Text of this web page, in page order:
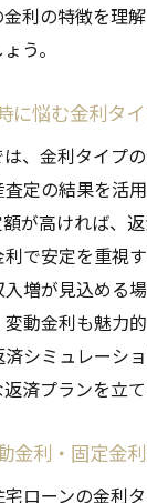
利の特徴を理
う。
に悩む金利タ
、金利タイプ
定の結果を活
が高ければ、
で安定を重視す
増が見込める
動金利も魅力的
シミュレーシ
済プランを立て
金利・固定金
ローンの金利